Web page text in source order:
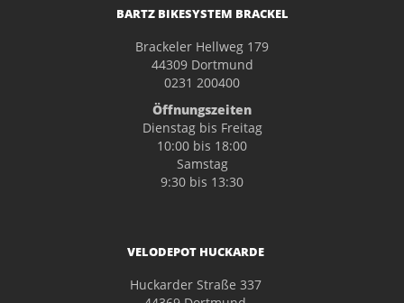
BARTZ BIKESYSTEM BRACKEL
Brackeler Hellweg 179
44309 Dortmund
0231 200400
Öffnungszeiten
Dienstag bis Freitag
10:00 bis 18:00
Samstag
9:30 bis 13:30
VELODEPOT HUCKARDE
Huckarder Straße 337